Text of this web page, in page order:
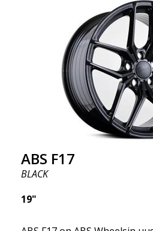
korostaa, että nämä vanteet
uskomattoman hyvän
niiden hintaan. Edistynyt
tuotantotekniikka tekee
että kevyempiä kuin
Tämän huomaat ajaessasi
Olemme ylpeitä
valikoimassamme!
ABS F17
BLACK
19"